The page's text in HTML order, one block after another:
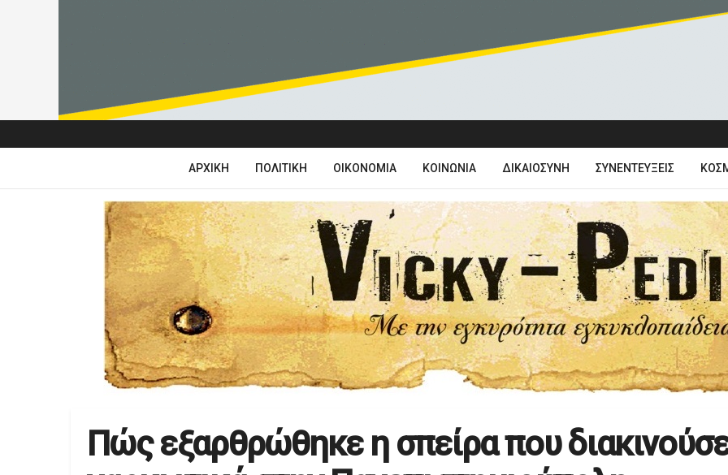
ΑΡΧΙΚΉ ΠΟΛΙΤΙΚΉ ΟΙΚΟΝΟΜΊΑ ΚΟΙΝΩΝΊΑ ΔΙΚΑΙΟΣΎΝΗ ΣΥΝΕΝΤΕΎΞΕΙΣ
Πώς εξαρθρώθηκε η σπείρα που